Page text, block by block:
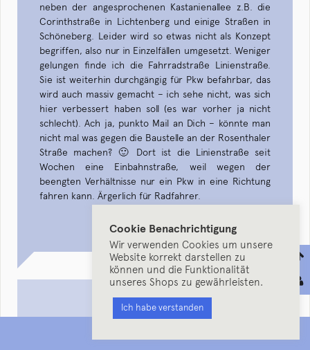
neben der angesprochenen Kastanienallee z.B. die
Corinthstraße in Lichtenberg und einige Straßen in
Schöneberg. Leider wird so etwas nicht als Konzept
begriffen, also nur in Einzelfällen umgesetzt. Weniger
gelungen finde ich die Fahrradstraße Linienstraße.
Sie ist weiterhin durchgängig für Pkw befahrbar, das
wird auch massiv gemacht – ich sehe nicht, was sich
hier verbessert haben soll (es war vorher ja nicht
schlecht). Ach ja, punkto Mail an Dich – könnte man
nicht mal was gegen die Baustelle an der Rosenthaler
Straße machen? 🙂 Dort ist die Linienstraße seit
Wochen eine Einbahnstraße, weil wegen der
beengten Verhältnisse nur ein Pkw in eine Richtung
fahren kann. Ärgerlich für Radfahrer.
ANTWORTEN
ALEXANDRA ( 1 KOMMENTAR)
AM 28. DEZEMBER 2008 — 19:35
Cookie Benachrichtigung
Wir verwenden Cookies um unsere
Website korrekt darstellen zu
können und die Funktionalität
unseres Shops zu gewährleisten.
Ich habe verstanden